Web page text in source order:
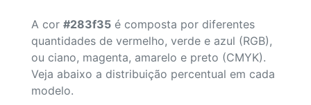
A cor #283f35 é composta por diferentes
quantidades de vermelho, verde e azul (RGB),
ou ciano, magenta, amarelo e preto (CMYK).
Veja abaixo a distribuição percentual em cada
modelo.